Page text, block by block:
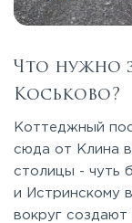
Что нужно
Коськово?
Коттеджный
сюда от Клина
столицы - чуть
и Истринскому
вокруг создают